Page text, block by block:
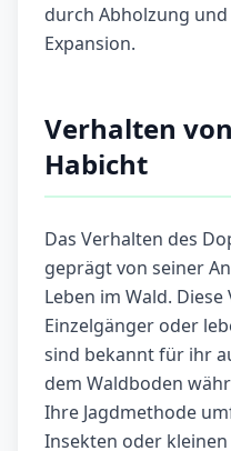
durch Abholzung
Expansion.
Verhalten
Habicht
Das Verhalten des
geprägt von seiner
Leben im Wald.
Einzelgänger oder
sind bekannt für ihr
dem Waldboden
Ihre Jagdmethode
Insekten oder